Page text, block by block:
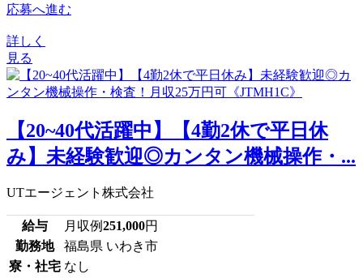
応募へ進む
詳しく
見る
【20~40代活躍中】【4勤2休で平日休
み】未経験歓迎◎カンタン機械操作・...
UTエージェント株式会社
給与 月収例251,000円
勤務地
福島県 いわき市
寮・社宅 なし